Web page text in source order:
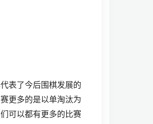
表了今后围棋发展的
更多的是以单淘汰为
可以都有更多的比赛